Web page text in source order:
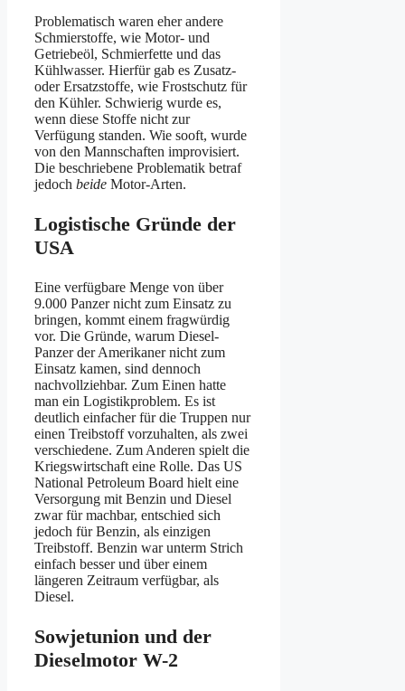
Problematisch waren eher andere
Schmierstoffe, wie Motor- und
Getriebeöl, Schmierfette und das
Kühlwasser. Hierfür gab es Zusatz-
oder Ersatzstoffe, wie Frostschutz für
den Kühler. Schwierig wurde es,
wenn diese Stoffe nicht zur
Verfügung standen. Wie sooft, wurde
von den Mannschaften improvisiert.
Die beschriebene Problematik betraf
jedoch beide Motor-Arten.
Logistische Gründe der
USA
Eine verfügbare Menge von über
9.000 Panzer nicht zum Einsatz zu
bringen, kommt einem fragwürdig
vor. Die Gründe, warum Diesel-
Panzer der Amerikaner nicht zum
Einsatz kamen, sind dennoch
nachvollziehbar. Zum Einen hatte
man ein Logistikproblem. Es ist
deutlich einfacher für die Truppen nur
einen Treibstoff vorzuhalten, als zwei
verschiedene. Zum Anderen spielt die
Kriegswirtschaft eine Rolle. Das US
National Petroleum Board hielt eine
Versorgung mit Benzin und Diesel
zwar für machbar, entschied sich
jedoch für Benzin, als einzigen
Treibstoff. Benzin war unterm Strich
einfach besser und über einem
längeren Zeitraum verfügbar, als
Diesel.
Sowjetunion und der
Dieselmotor W-2